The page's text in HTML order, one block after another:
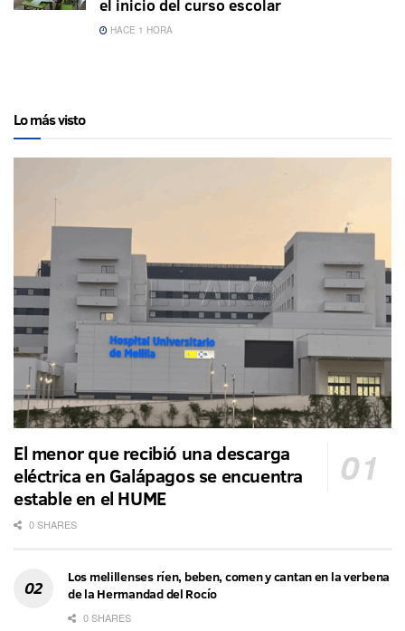
el inicio del curso escolar
HACE 1 HORA
Lo más visto
El menor que recibió una descarga
eléctrica en Galápagos se encuentra
estable en el HUME
0 SHARES
Los melillenses ríen, beben, comen y cantan en la verbena
de la Hermandad del Rocío
0 SHARES